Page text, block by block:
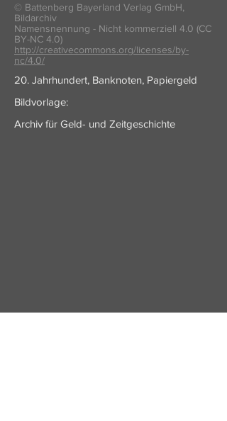
© Battenberg Bayerland Verlag GmbH,
Bildarchiv
Namensnennung - Nicht kommerziell 4.0 (CC
BY-NC 4.0)
http://creativecommons.org/licenses/by-
nc/4.0/
20. Jahrhundert, Banknoten, Papiergeld
Bildvorlage:
Archiv für Geld- und Zeitgeschichte